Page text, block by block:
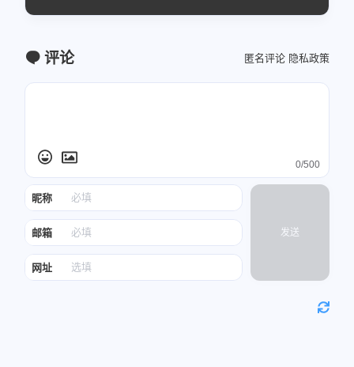
评论 匿名评论 隐私政策
昵称
邮箱
网址
0/500
发送